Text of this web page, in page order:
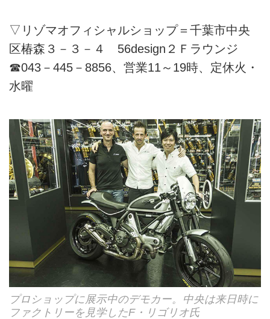
▽リゾマオフィシャルショップ＝千葉市中央
区椿森３－３－４ 56design２Ｆラウンジ
☎043－445－8856、営業11～19時、定休火・
水曜
プロショップに展示中のデモカー。中央は来日時に
ファクトリーを見学したF・リゴリオ氏